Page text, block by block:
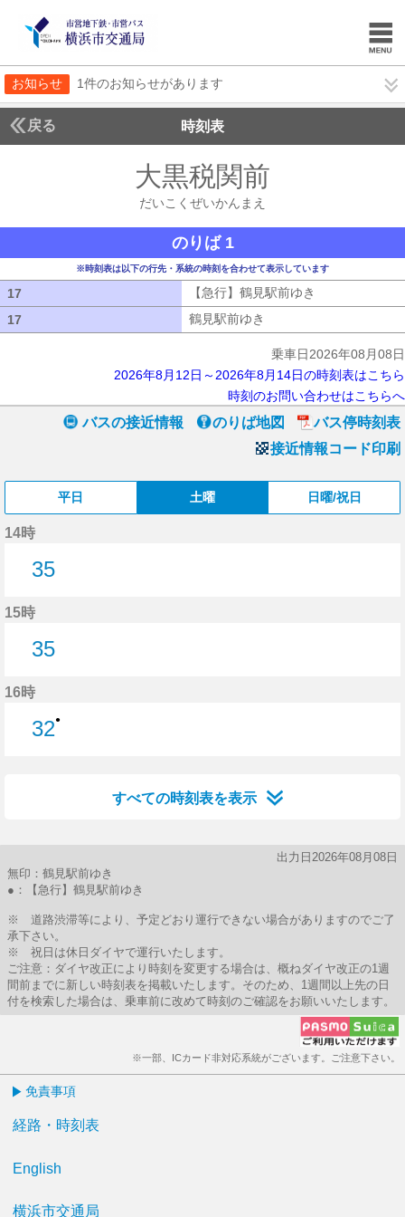
お知らせ 1件のお知らせがあります
戻る 時刻表
大黒税関前
だいこくぜいかんまえ
のりば 1
※時刻表は以下の行先・系統の時刻を合わせて表示しています
17 【急行】鶴見駅前ゆき
17
鶴見駅前ゆき
乗車日2026年08月08日
2026年8月12日～2026年8月14日の時刻表はこちら
時刻のお問い合わせはこちらへ
バスの接近情報 のりば地図
バス停時刻表
接近情報コード印刷
平日 土曜 日曜/祝日
14時
35
15時
35
16時
32●
すべての時刻表を表示
出力日2026年08月08日
無印：鶴見駅前ゆき
●：【急行】鶴見駅前ゆき
※ 道路渋滞等により、予定どおり運行できない場合がありますのでご了
承下さい。
※ 祝日は休日ダイヤで運行いたします。
ご注意：ダイヤ改正により時刻を変更する場合は、概ねダイヤ改正の1週
間前までに新しい時刻表を掲載いたします。そのため、1週間以上先の日
付を検索した場合は、乗車前に改めて時刻のご確認をお願いいたします。
※一部、ICカード非対応系統がございます。ご注意下さい。
免責事項
経路・時刻表
English
横浜市交通局